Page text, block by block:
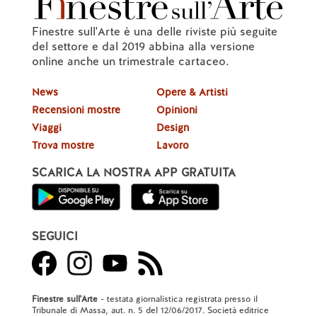
Finestre sull'Arte è una delle riviste più seguite
del settore e dal 2019 abbina alla versione
online anche un trimestrale cartaceo.
News
Recensioni mostre
Viaggi
Trova mostre
Opere & Artisti
Opinioni
Design
Lavoro
SCARICA LA NOSTRA APP GRATUITA
SEGUICI
Finestre sull'Arte- testata giornalistica registrata presso il
Tribunale di Massa, aut. n. 5 del 12/06/2017. Società editrice